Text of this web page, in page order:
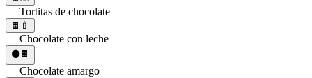
— Tortitas de chocolate
🍫🍼
— Chocolate con leche
⚫️🍫
— Chocolate amargo